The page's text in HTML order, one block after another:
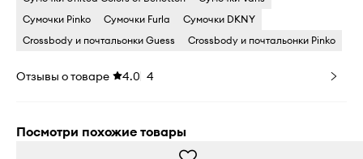
Сумочки Pinko
Сумочки Furla
Сумочки DKNY
Crossbody и почтальонки Guess
Crossbody и почтальонки Pinko
Отзывы о товаре 4.0 4
Посмотри похожие товары